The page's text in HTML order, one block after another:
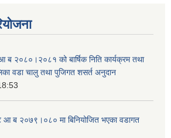
आ ब २०८०।२०८१ को बार्षिक निति कार्यक्रम तथा
वडा चालु तथा पुजिगत शसर्त अनुदान
आ ब २०७९।०८० मा बिनियोजित भएका वडागत